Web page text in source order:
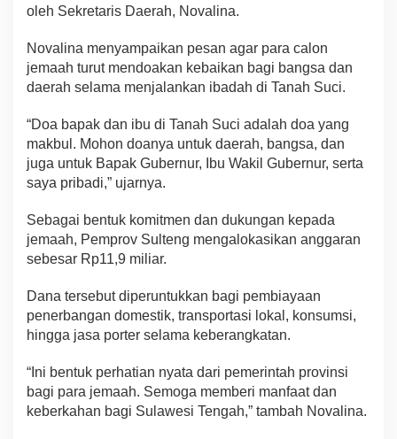
oleh Sekretaris Daerah, Novalina.
Novalina menyampaikan pesan agar para calon
jemaah turut mendoakan kebaikan bagi bangsa dan
daerah selama menjalankan ibadah di Tanah Suci.
“Doa bapak dan ibu di Tanah Suci adalah doa yang
makbul. Mohon doanya untuk daerah, bangsa, dan
juga untuk Bapak Gubernur, Ibu Wakil Gubernur, serta
saya pribadi,” ujarnya.
Sebagai bentuk komitmen dan dukungan kepada
jemaah, Pemprov Sulteng mengalokasikan anggaran
sebesar Rp11,9 miliar.
Dana tersebut diperuntukkan bagi pembiayaan
penerbangan domestik, transportasi lokal, konsumsi,
hingga jasa porter selama keberangkatan.
“Ini bentuk perhatian nyata dari pemerintah provinsi
bagi para jemaah. Semoga memberi manfaat dan
keberkahan bagi Sulawesi Tengah,” tambah Novalina.